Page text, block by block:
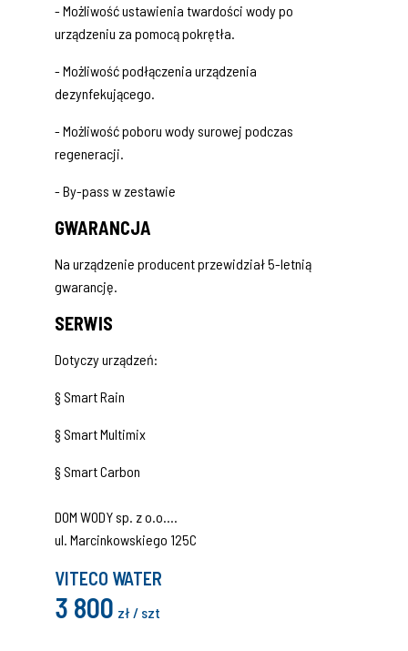
- Możliwość ustawienia twardości wody po
urządzeniu za pomocą pokrętła.
- Możliwość podłączenia urządzenia
dezynfekującego.
- Możliwość poboru wody surowej podczas
regeneracji.
- By-pass w zestawie
GWARANCJA
Na urządzenie producent przewidział 5-letnią
gwarancję.
SERWIS
Dotyczy urządzeń:
§ Smart Rain
§ Smart Multimix
§ Smart Carbon
DOM WODY sp. z o.o.
ul. Marcinkowskiego 125C
tel. +48 52 359 10 00
tel/fax +48 52 355 00 21
VITECO WATER
3 800 zł / szt